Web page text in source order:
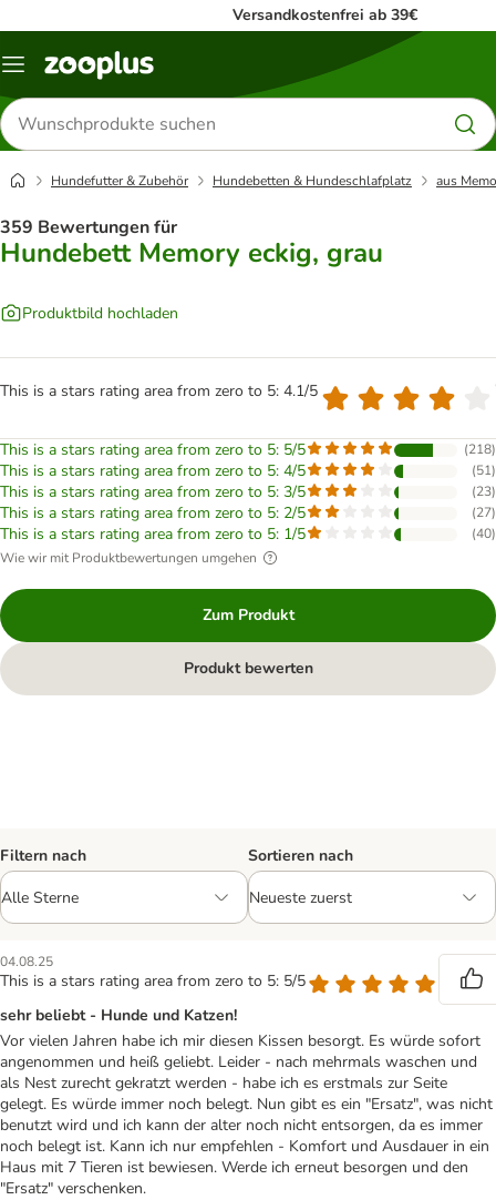
Versandkostenfrei ab 39€
Menü
Produkte
suchen
Hundefutter & Zubehör Hundebetten & Hundeschlafplatz aus
359 Bewertungen für
Hundebett Memory eckig, grau
Produktbild hochladen
This is a stars rating area from zero to 5: 4.1/5
This is a stars rating area from zero to 5: 5/5 (218)
This is a stars rating area from zero to 5: 4/5 (51)
This is a stars rating area from zero to 5: 3/5 (23)
This is a stars rating area from zero to 5: 2/5 (27)
This is a stars rating area from zero to 5: 1/5 (40)
Wie wir mit Produktbewertungen umgehen
Zum Produkt
Produkt bewerten
Filtern nach Sortieren nach
04.08.25
This is a stars rating area from zero to 5: 5/5
sehr beliebt - Hunde und Katzen!
Vor vielen Jahren habe ich mir diesen Kissen besorgt. Es würde sofort
angenommen und heiß geliebt. Leider - nach mehrmals waschen und
als Nest zurecht gekratzt werden - habe ich es erstmals zur Seite
gelegt. Es würde immer noch belegt. Nun gibt es ein "Ersatz", was nicht
benutzt wird und ich kann der alter noch nicht entsorgen, da es immer
noch belegt ist. Kann ich nur empfehlen - Komfort und Ausdauer in ein
Haus mit 7 Tieren ist bewiesen. Werde ich erneut besorgen und den
"Ersatz" verschenken.